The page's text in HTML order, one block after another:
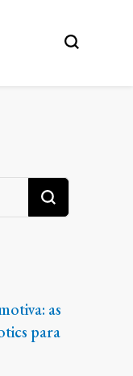
as
para